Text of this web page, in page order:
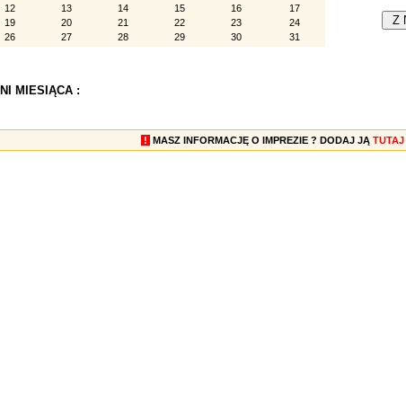
12 13 14 15 16
17
19 20 21 22 23
24
26 27 28 29 30 31
MIESIĄCA :
! MASZ INFORMACJĘ O IMPREZIE ? DODAJ JĄ TUTAJ